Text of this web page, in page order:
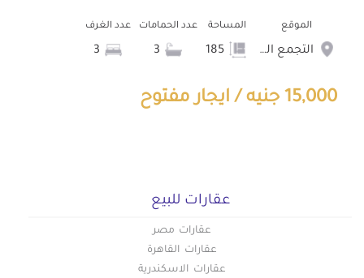
الموقع
التجمع الخامس الشويفات
المساحة عدد الحمامات عدد الغرف
15,000 جنيه / ايجار مفتوح
عقارات للبيع
عقارات مصر
عقارات القاهرة
عقارات الاسكندرية